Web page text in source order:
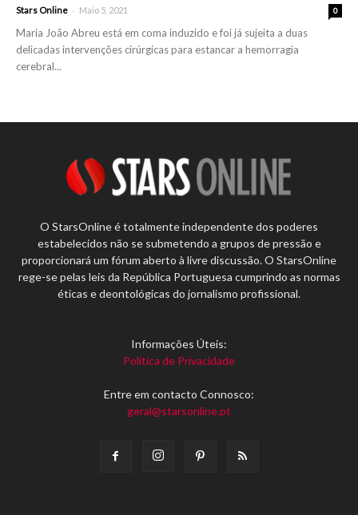
Stars Online - Maio 5, 2021 0
Maria João Abreu está em coma induzido e foi já sujeita a duas
delicadas intervenções cirúrgicas para estancar a hemorragia
cerebral...
O StarsOnline é totalmente independente dos poderes
estabelecidos não se submetendo a grupos de pressão e
proporcionará um fórum aberto à livre discussão. O StarsOnline
rege-se pelas leis da República Portuguesa cumprindo as normas
éticas e deontológicas do jornalismo profissional.
Informações Úteis:
Política de Privacidade
Entre em contacto Connosco:
geral@starsonline.pt